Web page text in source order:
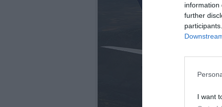
information
further
I want